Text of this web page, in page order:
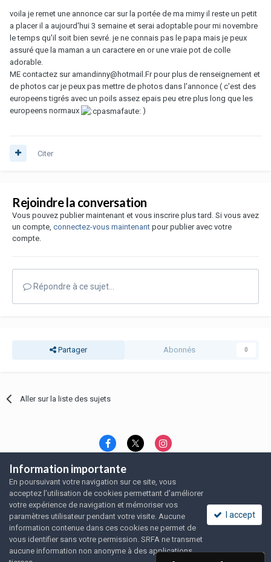
voila je remet une annonce car sur la portée de ma mimy il reste un petit
a placer il a aujourd'hui 3 semaine et serai adoptable pour mi novembre
le temps qu'il soit bien sevré. je ne connais pas le papa mais je peux
assuré que la maman a un caractere en or une vraie pot de colle
adorable.
ME contactez sur amandinny@hotmail.Fr pour plus de renseignement et
de photos car je peux pas mettre de photos dans l'annonce ( c'est des
europeens tigrés avec un poils assez epais peu etre plus long que les
europeens normaux
)
Citer
Rejoindre la conversation
Vous pouvez publier maintenant et vous inscrire plus tard. Si vous avez
un compte, connectez-vous maintenant pour publier avec votre
compte.
Répondre à ce sujet…
Partager Abonnés 0
Aller sur la liste des sujets
Langue Thème
Politique de confidentialité
Nous contacter
Nous contacter
SRFA, l'association des amoureux du rat domestique
Powered by Invision Community
Information importante
En poursuivant votre navigation sur ce site, vous
acceptez l’utilisation de cookies permettant d'améliorer
votre expérience de navigation et mémoriser vos
paramètres utilisateur pendant votre visite. Aucune
information contenue dans ces cookies ne permet de
vous identifier sans votre permission. SRFA ne transmet
aucune information non anonyme à des applications
I accept